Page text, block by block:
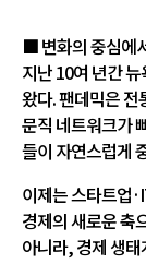
■ 변화의 중심에
지난 10여 년간
왔다. 팬데믹은 전
문직 네트워크가
들이 자연스럽게
이제는 스타트업
경제의 새로운 축
아니라, 경제 생